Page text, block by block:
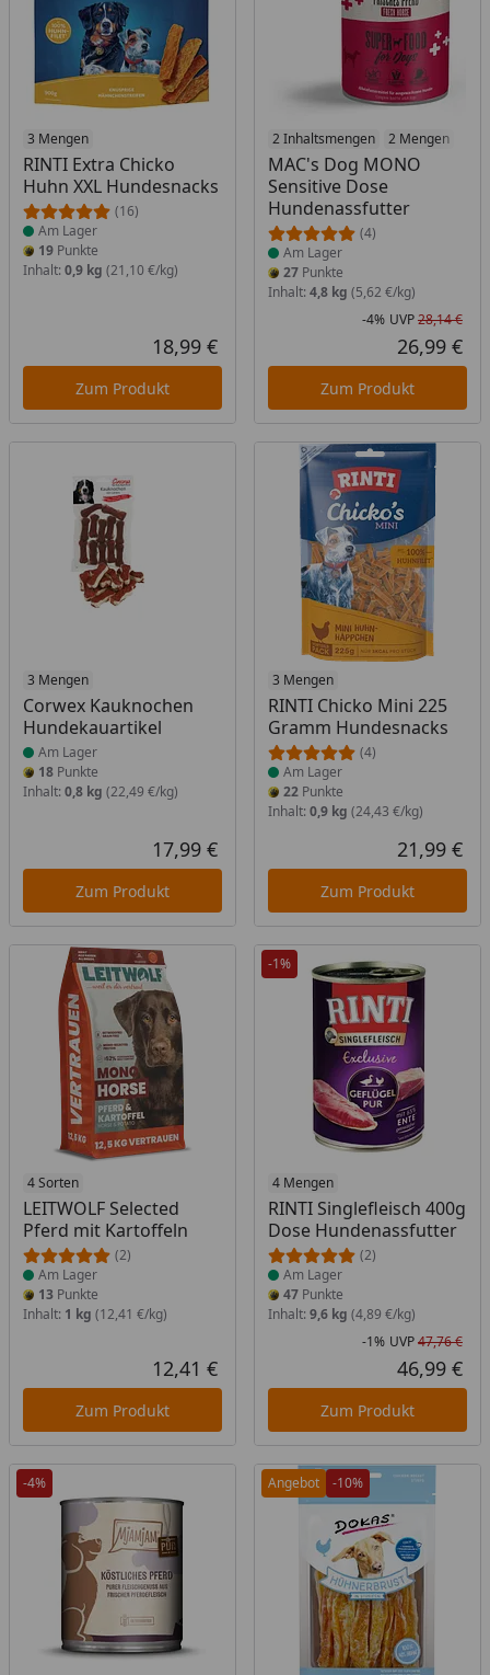
3 Mengen
RINTI Extra Chicko
Huhn XXL Hundesnacks
(16)
Produkt am Lager
Am Lager
19 Punkte
Inhalt: 0,9 kg (21,10 €/kg)
Aktueller Preis
18,99 €
Zum Produkt
2 Inhaltsmengen 2 Mengen
MAC's Dog MONO
Sensitive Dose
Hundenassfutter
(4)
Produkt am Lager
Am Lager
27Punkte
Inhalt: 4,8 kg (5,62 €/kg)
-4% UVP28,14 €
26,99 €
Zum Produkt
3 Mengen
Corwex Kauknochen
Hundekauartikel
Produkt am Lager
Am Lager
18 Punkte
Inhalt: 0,8 kg (22,49 €/kg)
Aktueller Preis
17,99 €
Zum Produkt
3 Mengen
RINTI Chicko Mini 225
Gramm Hundesnacks
(4)
Produkt am Lager
Am Lager
22Punkte
Inhalt: 0,9 kg (24,43 €/kg)
21,99 €
Zum Produkt
4 Sorten
LEITWOLF Selected
Pferd mit Kartoffeln
(2)
Produkt am Lager
Am Lager
13 Punkte
Inhalt: 1 kg (12,41 €/kg)
Aktueller Preis
12,41 €
Zum Produkt
-1%
4 Mengen
RINTI Singlefleisch 400g
Dose Hundenassfutter
(2)
Produkt am Lager
Am Lager
47Punkte
Inhalt: 9,6 kg (4,89 €/kg)
-1% UVP47,76 €
46,99 €
Zum Produkt
-4% Angebot -10%